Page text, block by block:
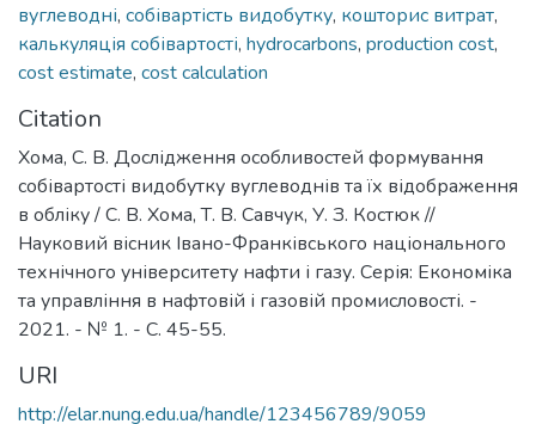
вуглеводні, собівартість видобутку, кошторис витрат,
калькуляція собівартості, hydrocarbons, production cost,
cost estimate, cost calculation
Citation
Хома, С. В. Дослідження особливостей формування
собівартості видобутку вуглеводнів та їх відображення
в обліку / С. В. Хома, Т. В. Савчук, У. З. Костюк //
Науковий вісник Івано-Франківського національного
технічного університету нафти і газу. Серія: Економіка
та управління в нафтовій і газовій промисловості. -
2021. - № 1. - С. 45-55.
URI
http://elar.nung.edu.ua/handle/123456789/9059